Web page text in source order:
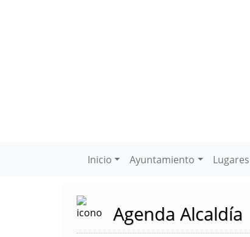
Inicio Ayuntamiento
Agenda Alcaldía